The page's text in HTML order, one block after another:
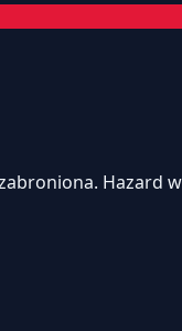
Hazard